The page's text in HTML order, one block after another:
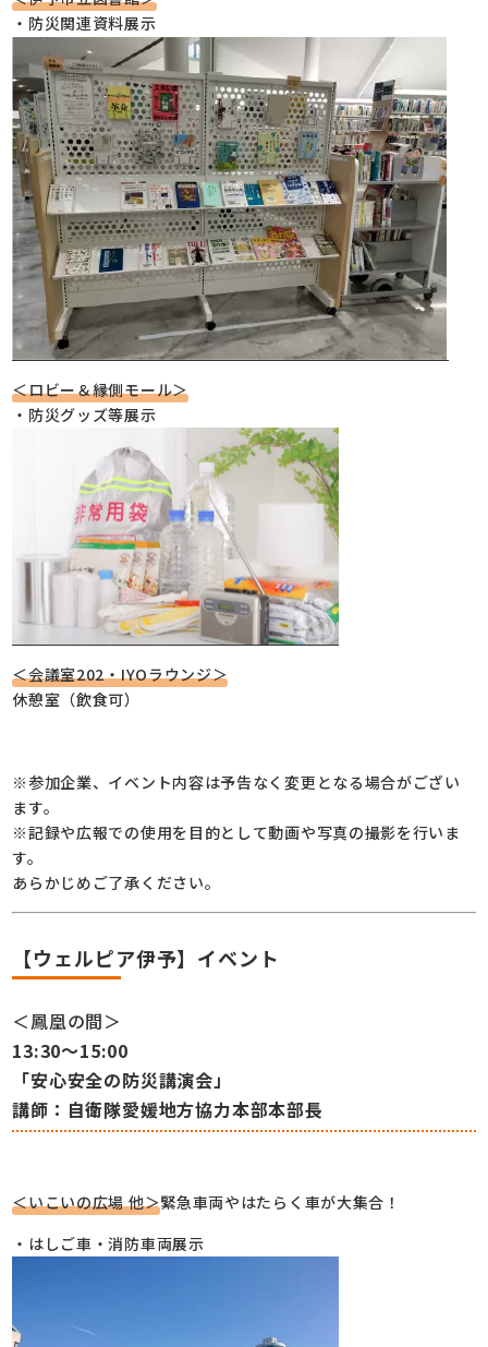
・防災関連資料展示
＜ロビー＆縁側モール＞
・防災グッズ等展示
＜会議室202・IYOラウンジ＞
休憩室（飲食可）
※参加企業、イベント内容は予告なく変更となる場合がござい
ます。
※記録や広報での使用を目的として動画や写真の撮影を行いま
す。
あらかじめご了承ください。
【ウェルピア伊予】イベント
＜鳳凰の間＞
13:30～15:00
「安心安全の防災講演会」
講師：自衛隊愛媛地方協力本部本部長
＜いこいの広場 他＞緊急車両やはたらく車が大集合！
・はしご車・消防車両展示